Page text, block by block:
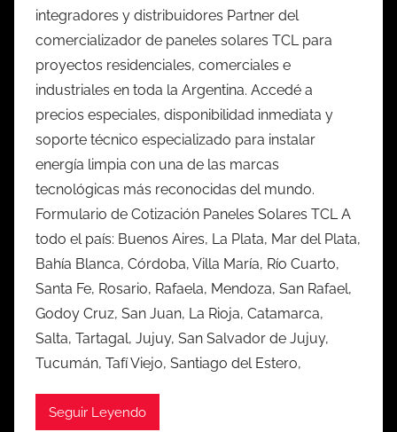
integradores y distribuidores Partner del
comercializador de paneles solares TCL para
proyectos residenciales, comerciales e
industriales en toda la Argentina. Accedé a
precios especiales, disponibilidad inmediata y
soporte técnico especializado para instalar
energía limpia con una de las marcas
tecnológicas más reconocidas del mundo.
Formulario de Cotización Paneles Solares TCL A
todo el país: Buenos Aires, La Plata, Mar del Plata,
Bahía Blanca, Córdoba, Villa María, Río Cuarto,
Santa Fe, Rosario, Rafaela, Mendoza, San Rafael,
Godoy Cruz, San Juan, La Rioja, Catamarca,
Salta, Tartagal, Jujuy, San Salvador de Jujuy,
Tucumán, Tafí Viejo, Santiago del Estero,
Seguir Leyendo